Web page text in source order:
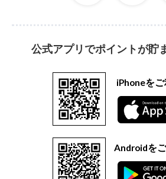
公式アプリでポイントが貯
iPhoneを
Androidを